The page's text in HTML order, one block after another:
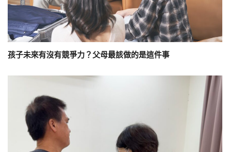
孩子未來有沒有競爭力？父母最該做的是這件事